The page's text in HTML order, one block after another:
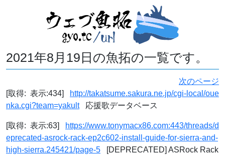
2021年8月19日の魚拓の一覧です。
次のページ
[取得: 表示:434]
http://takatsume.sakura.ne.jp/cgi-local/oue
nka.cgi?team=yakult応援歌データベース
[取得: 表示:63]
https://www.tonymacx86.com:443/threads/d
eprecated-asrock-rack-ep2c602-install-guide-for-sierra-and-
high-sierra.245421/page-5 [DEPRECATED] ASRock Rack